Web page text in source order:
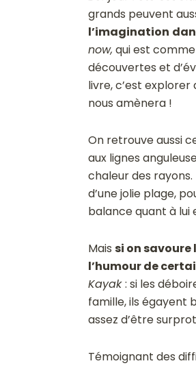
grands peuvent
l’imagination
now, qui est
découvertes et
livre, c’est
nous amènera !
On retrouve aussi
aux lignes
chaleur des
d’une jolie plage,
balance quant à lui
Mais si on savoure
l’humour de
Kayak: si les
famille, ils égayent
assez d’être
Témoignant des